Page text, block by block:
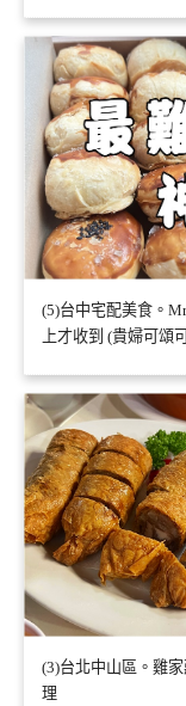
(5)台中宅配美食。
上才收到 (貴婦可頌
(3)台北中山區。雞
理